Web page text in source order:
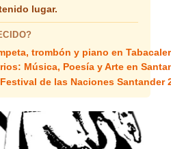
lugar.
trombón y piano en
Música, Poesía y Arte en
Festival de las Naciones Santander